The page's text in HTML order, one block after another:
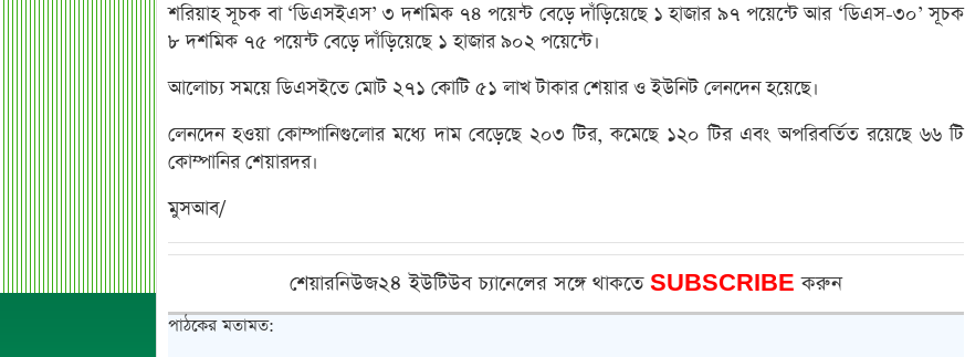
শরিয়াহ সূচক বা ‘ডিএসইএস’ ৩ দশমিক ৭৪ পয়েন্ট বেড়ে দাঁড়িয়েছে ১ হাজার ৯৭ পয়েন্টে আর ‘ডিএস-৩০’ সূচক
৮ দশমিক ৭৫ পয়েন্ট বেড়ে দাঁড়িয়েছে ১ হাজার ৯০২ পয়েন্টে।
আলোচ্য সময়ে ডিএসইতে মোট ২৭১ কোটি ৫১ লাখ টাকার শেয়ার ও ইউনিট লেনদেন হয়েছে।
লেনদেন হওয়া কোম্পানিগুলোর মধ্যে দাম বেড়েছে ২০৩ টির, কমেছে ১২০ টির এবং অপরিবর্তিত রয়েছে ৬৬ টি
কোম্পানির শেয়ারদর।
মুসআব/
শেয়ারনিউজ২৪ ইউটিউব চ্যানেলের সঙ্গে থাকতে SUBSCRIBEকরুন
পাঠকের মতামত: